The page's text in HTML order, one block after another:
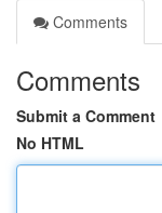
Comments
Comments
Submit a Comment
No HTML